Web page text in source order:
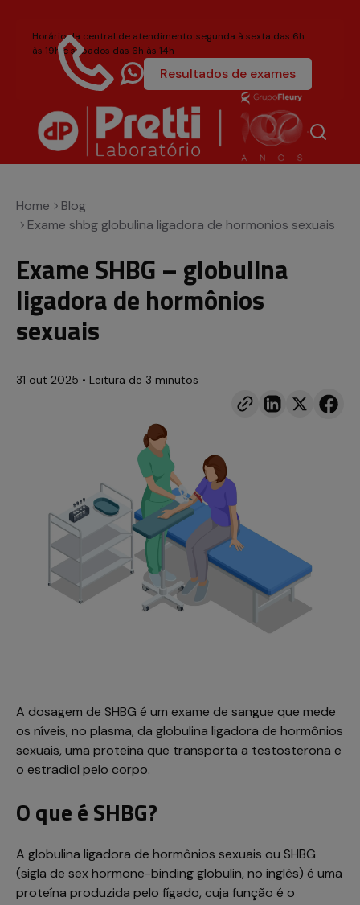
Horário da central de atendimento: segunda à sexta das 6h
às 19h e sábados das 6h às 14h
4004-6581
Resultados de exames
Título acessível, mas invisívela
Home
Blog
Exame shbg globulina ligadora de hormonios sexuais
Exame SHBG – globulina
ligadora de hormônios
sexuais
31 out 2025 • Leitura de 3 minutos
A dosagem de SHBG é um exame de sangue que mede
os níveis, no plasma, da globulina ligadora de hormônios
sexuais, uma proteína que transporta a testosterona e
o estradiol pelo corpo.
O que é SHBG?
A globulina ligadora de hormônios sexuais ou SHBG
(sigla de sex hormone-binding globulin, no inglês) é uma
proteína produzida pelo fígado, cuja função é o